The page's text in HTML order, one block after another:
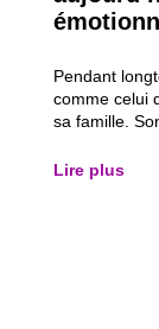
Pendant
comme celui
sa famille.
souhait
Lire plus